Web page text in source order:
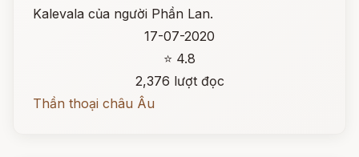
Kalevala của người Phần Lan.
17-07-2020
⭐ 4.8
2,376 lượt đọc
Thần thoại châu Âu